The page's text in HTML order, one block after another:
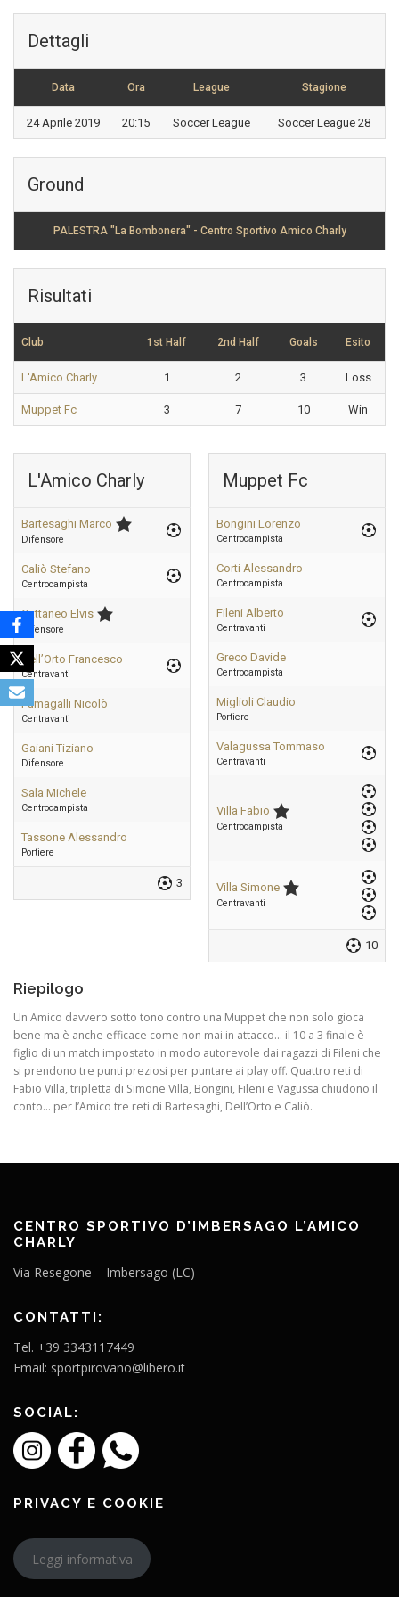
Dettagli
Data Ora League Stagione
24 Aprile 2019 20:15 Soccer League Soccer League 28
Ground
PALESTRA "La Bombonera" - Centro Sportivo Amico Charly
Risultati
Club 1st Half 2nd Half Goals Esito
L'Amico Charly 1 2 3 Loss
Muppet Fc 3 7 10 Win
L'Amico Charly
Bartesaghi Marco
Difensore
Caliò Stefano
Centrocampista
Cattaneo Elvis
Difensore
Dell’Orto Francesco
Centravanti
Fumagalli Nicolò
Centravanti
Gaiani Tiziano
Difensore
Sala Michele
Centrocampista
Tassone Alessandro
Portiere
3
Muppet Fc
Bongini Lorenzo
Centrocampista
Corti Alessandro
Centrocampista
Fileni Alberto
Centravanti
Greco Davide
Centrocampista
Miglioli Claudio
Portiere
Valagussa Tommaso
Centravanti
Villa Fabio
Centrocampista
Villa Simone
Centravanti
10
Riepilogo
Un Amico davvero sotto tono contro una Muppet che non solo gioca
bene ma è anche efficace come non mai in attacco… il 10 a 3 finale è
figlio di un match impostato in modo autorevole dai ragazzi di Fileni che
si prendono tre punti preziosi per puntare ai play off. Quattro reti di
Fabio Villa, tripletta di Simone Villa, Bongini, Fileni e Vagussa chiudono il
conto… per l’Amico tre reti di Bartesaghi, Dell’Orto e Caliò.
CENTRO SPORTIVO D’IMBERSAGO L’AMICO
CHARLY
Via Resegone – Imbersago (LC)
CONTATTI:
Tel. +39 3343117449
Email: sportpirovano@libero.it
SOCIAL:
PRIVACY E COOKIE
Leggi informativa